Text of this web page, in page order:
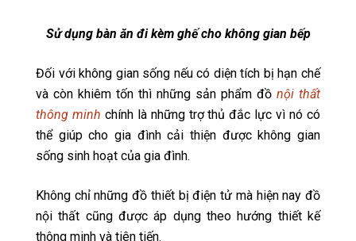
Sử dụng bàn ăn đi kèm ghế cho không gian bếp
Đối với không gian sống nếu có diện tích bị hạn chế
và còn khiêm tốn thì những sản phẩm đồ nội thất
thông minh chính là những trợ thủ đắc lực vì nó có
thể giúp cho gia đình cải thiện được không gian
sống sinh hoạt của gia đình.
Không chỉ những đồ thiết bị điện tử mà hiện nay đồ
nội thất cũng được áp dụng theo hướng thiết kế
thông minh và tiên tiến.